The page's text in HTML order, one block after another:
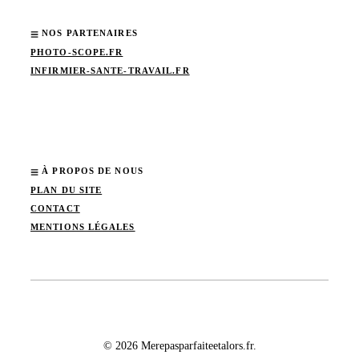
NOS PARTENAIRES
PHOTO-SCOPE.FR
INFIRMIER-SANTE-TRAVAIL.FR
À PROPOS DE NOUS
PLAN DU SITE
CONTACT
MENTIONS LÉGALES
© 2026 Merepasparfaiteetalors.fr.